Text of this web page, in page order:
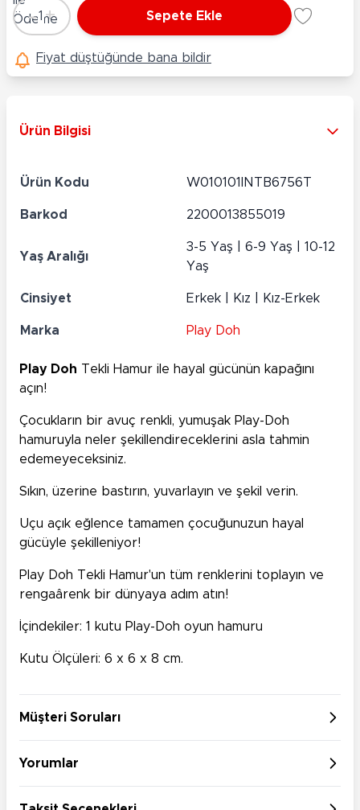
Adet
-1 + Sepete Ekle
Fiyat düştüğünde bana bildir
Ürün Bilgisi
Ürün Kodu W010101INTB6756T
Barkod 2200013855019
Yaş Aralığı
3-5 Yaş | 6-9 Yaş | 10-12
Yaş
Cinsiyet Erkek | Kız | Kız-Erkek
Marka Play Doh
Play Doh Tekli Hamur ile hayal gücünün kapağını
açın!
Çocukların bir avuç renkli, yumuşak Play-Doh
hamuruyla neler şekillendireceklerini asla tahmin
edemeyeceksiniz.
Sıkın, üzerine bastırın, yuvarlayın ve şekil verin.
Uçu açık eğlence tamamen çocuğunuzun hayal
gücüyle şekilleniyor!
Play Doh Tekli Hamur'un tüm renklerini toplayın ve
rengaârenk bir dünyaya adım atın!
İçindekiler: 1 kutu Play-Doh oyun hamuru
Kutu Ölçüleri: 6 x 6 x 8 cm.
Müşteri Soruları
Yorumlar